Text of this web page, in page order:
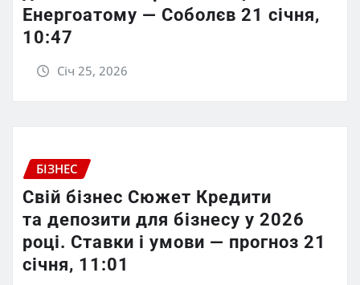
Енергоатому — Соболєв 21 січня,
10:47
Січ 25, 2026
БІЗНЕС
Свій бізнес Сюжет Кредити
та депозити для бізнесу у 2026
році. Ставки і умови — прогноз 21
січня, 11:01